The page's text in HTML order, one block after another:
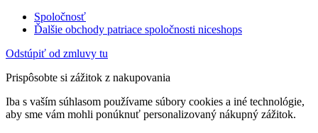
Spoločnosť
Ďalšie obchody patriace spoločnosti niceshops
Odstúpiť od zmluvy tu
Prispôsobte si zážitok z nakupovania
Iba s vaším súhlasom používame súbory cookies a iné technológie,
aby sme vám mohli ponúknuť personalizovaný nákupný zážitok.